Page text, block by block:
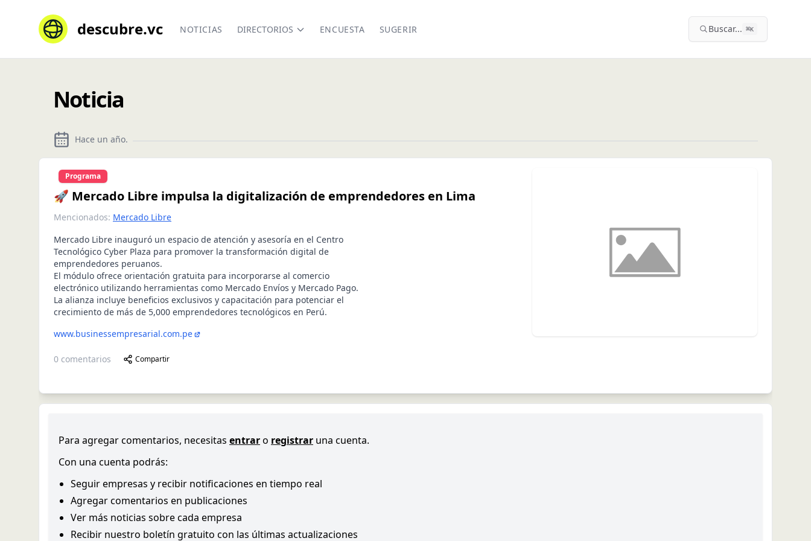
descubre.vc NOTICIAS DIRECTORIOS ENCUESTA SUGERIR Buscar... ⌘K
Noticia
Hace un año.
Programa
🚀 Mercado Libre impulsa la digitalización de emprendedores en Lima
Mencionados: Mercado Libre
Mercado Libre inauguró un espacio de atención y asesoría en el Centro
Tecnológico Cyber Plaza para promover la transformación digital de
emprendedores peruanos.
El módulo ofrece orientación gratuita para incorporarse al comercio
electrónico utilizando herramientas como Mercado Envíos y Mercado Pago.
La alianza incluye beneficios exclusivos y capacitación para potenciar el
crecimiento de más de 5,000 emprendedores tecnológicos en Perú.
www.businessempresarial.com.pe
0 comentarios Compartir
Para agregar comentarios, necesitas entraro registrar una cuenta.
Con una cuenta podrás:
Seguir empresas y recibir notificaciones en tiempo real
Agregar comentarios en publicaciones
Ver más noticias sobre cada empresa
Recibir nuestro boletín gratuito con las últimas actualizaciones